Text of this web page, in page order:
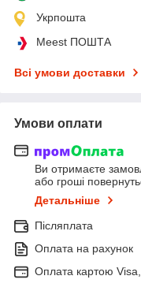
Укрпошта
Meest ПОШТА
Всі умови доставки
Умови оплати
Ви отримаєте
або гроші
Детальніше
Післяплата
Оплата на рахунок
Оплата картою